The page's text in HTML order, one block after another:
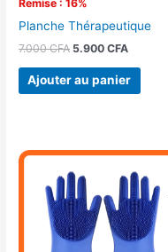
Remise : 16%
Planche Thérapeutique
7.000CFA 5.900CFA
Ajouter au panier